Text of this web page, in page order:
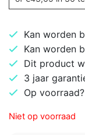
Kan worden
Kan worden
Dit product
3 jaar
Op
Niet op voorraad